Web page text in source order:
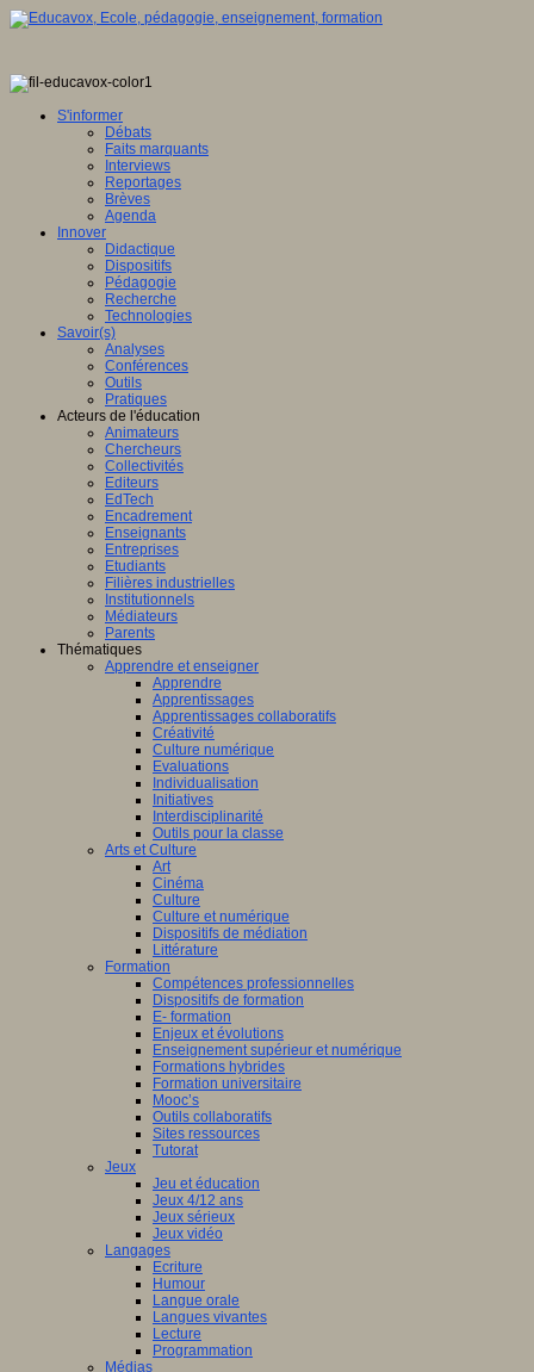
S'informer
Débats
Faits marquants
Interviews
Reportages
Brèves
Agenda
Innover
Didactique
Dispositifs
Pédagogie
Recherche
Technologies
Savoir(s)
Analyses
Conférences
Outils
Pratiques
Acteurs de l'éducation
Animateurs
Chercheurs
Collectivités
Editeurs
EdTech
Encadrement
Enseignants
Entreprises
Etudiants
Filières industrielles
Institutionnels
Médiateurs
Parents
Thématiques
Apprendre et enseigner
Apprendre
Apprentissages
Apprentissages collaboratifs
Créativité
Culture numérique
Evaluations
Individualisation
Initiatives
Interdisciplinarité
Outils pour la classe
Arts et Culture
Art
Cinéma
Culture
Culture et numérique
Dispositifs de médiation
Littérature
Formation
Compétences professionnelles
Dispositifs de formation
E- formation
Enjeux et évolutions
Enseignement supérieur et numérique
Formations hybrides
Formation universitaire
Mooc’s
Outils collaboratifs
Sites ressources
Tutorat
Jeux
Jeu et éducation
Jeux 4/12 ans
Jeux sérieux
Jeux vidéo
Langages
Ecriture
Humour
Langue orale
Langues vivantes
Lecture
Programmation
Médias